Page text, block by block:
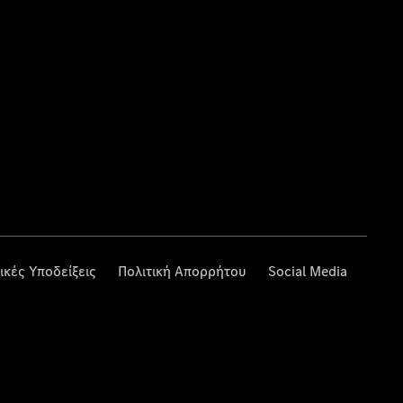
Υποδείξεις Πολιτική Απορρήτου Social Media